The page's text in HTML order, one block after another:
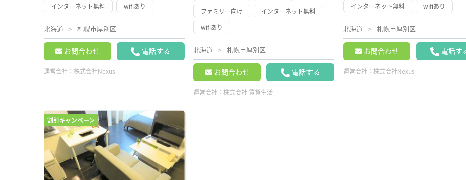
インターネット無料
wifiあり
北海道 札幌市厚別区
お問合わせ 電話する
運営会社： 株式会社Nexus
ファミリー向け
インターネット無料
wifiあり
北海道 札幌市厚別区
お問合わせ 電話する
運営会社：株式会社 賃貸生活
インターネット無料
wifiあり
北海道 札幌市厚別区
お問合わせ 電話す
運営会社： 株式会社Nexus
割引キャンペーン